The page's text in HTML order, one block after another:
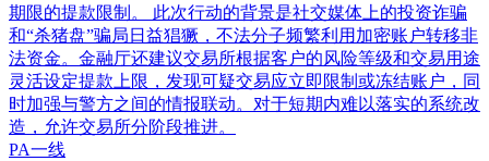
期限的提款限制。 此次行动的背景是社交媒体上的投资诈骗
和“杀猪盘”骗局日益猖獗，不法分子频繁利用加密账户转移非
法资金。金融厅还建议交易所根据客户的风险等级和交易用途
灵活设定提款上限，发现可疑交易应立即限制或冻结账户，同
时加强与警方之间的情报联动。对于短期内难以落实的系统改
造，允许交易所分阶段推进。
PA一线